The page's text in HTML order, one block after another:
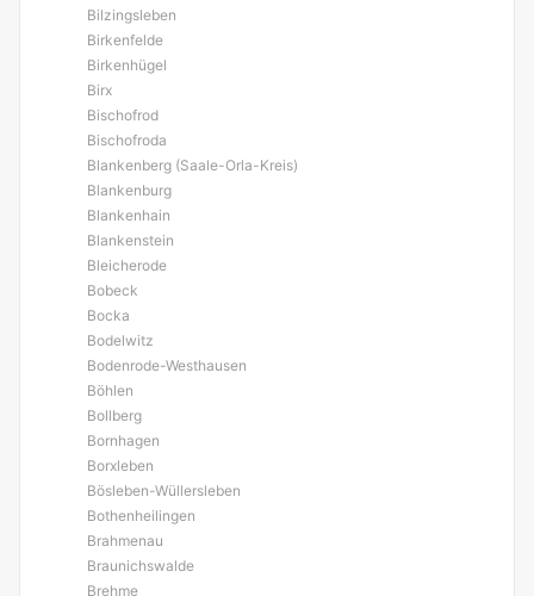
Bilzingsleben
Birkenfelde
Birkenhügel
Birx
Bischofrod
Bischofroda
Blankenberg (Saale-Orla-Kreis)
Blankenburg
Blankenhain
Blankenstein
Bleicherode
Bobeck
Bocka
Bodelwitz
Bodenrode-Westhausen
Böhlen
Bollberg
Bornhagen
Borxleben
Bösleben-Wüllersleben
Bothenheilingen
Brahmenau
Braunichswalde
Brehme